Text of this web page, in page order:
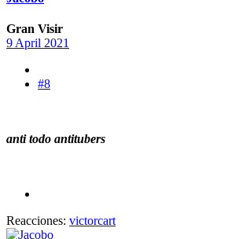
Gran Visir
9 April 2021
#8
anti todo antitubers
Reacciones: victorcart